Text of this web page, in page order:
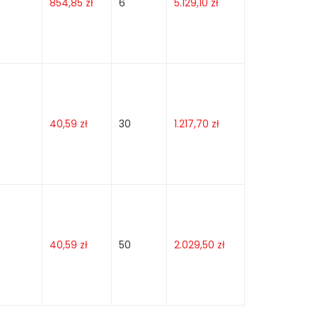
854,85 zł 6 5.129,10 zł
40,59 zł 30 1.217,70 zł
40,59 zł 50 2.029,50 zł